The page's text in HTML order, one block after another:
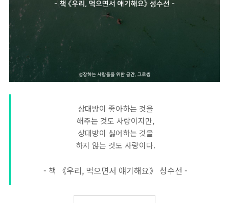
상대방이 좋아하는 것을
해주는 것도 사랑이지만,
상대방이 싫어하는 것을
하지 않는 것도 사랑이다.
- 책 《우리, 먹으면서 얘기해요》 성수선 -